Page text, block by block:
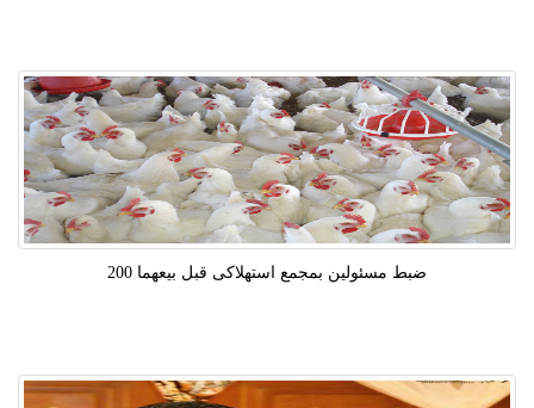
ضبط مسئولين بمجمع استهلاكى قبل بيعهما 200